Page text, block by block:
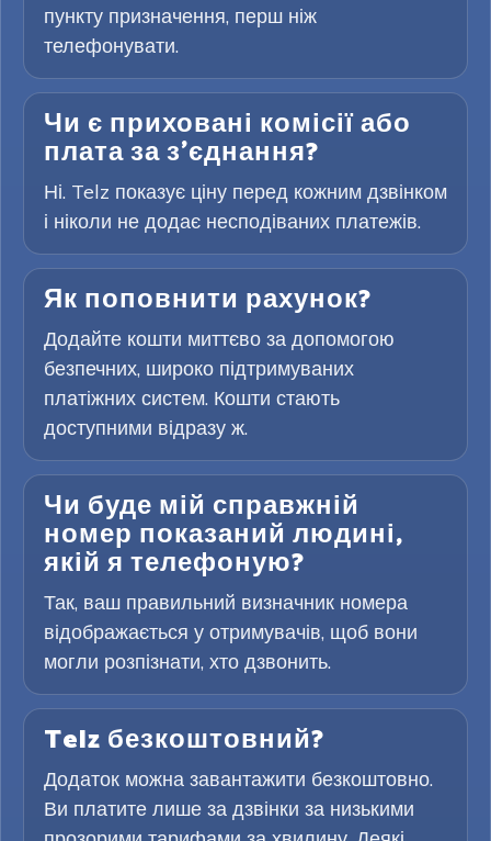
пункту призначення, перш ніж
телефонувати.
Чи є приховані комісії або
плата за з’єднання?
Ні. Telz показує ціну перед кожним дзвінком
і ніколи не додає несподіваних платежів.
Як поповнити рахунок?
Додайте кошти миттєво за допомогою
безпечних, широко підтримуваних
платіжних систем. Кошти стають
доступними відразу ж.
Чи буде мій справжній
номер показаний людині,
якій я телефоную?
Так, ваш правильний визначник номера
відображається у отримувачів, щоб вони
могли розпізнати, хто дзвонить.
Telz безкоштовний?
Додаток можна завантажити безкоштовно.
Ви платите лише за дзвінки за низькими